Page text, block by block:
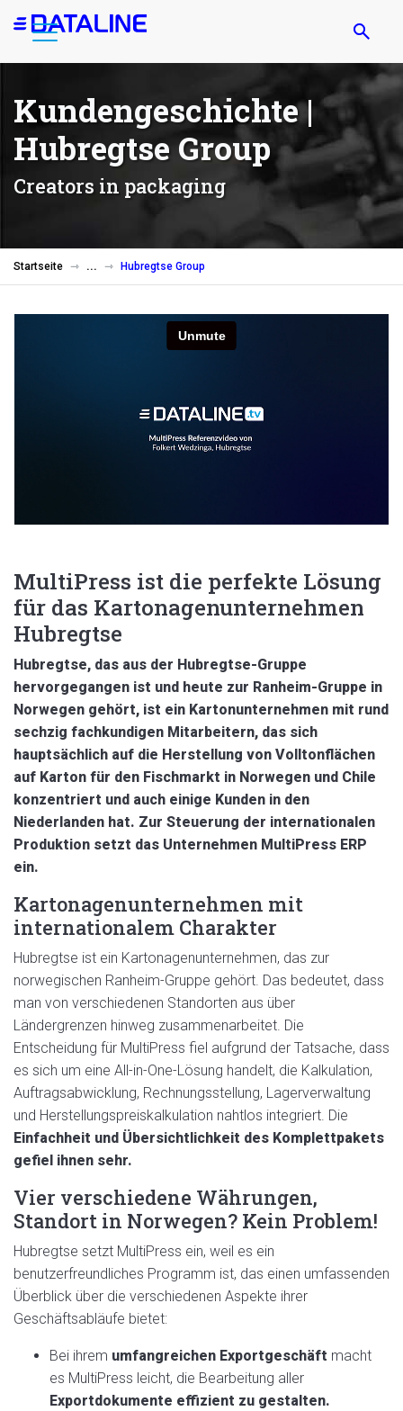
Direkt
zum
Kundengeschichte |
Hubregtse Group
Creators in packaging
Startseite Hubregtse Group
MultiPress ist die perfekte Lösung
für das Kartonagenunternehmen
Hubregtse
Hubregtse, das aus der Hubregtse-Gruppe
hervorgegangen ist und heute zur Ranheim-Gruppe in
Norwegen gehört, ist ein Kartonunternehmen mit rund
sechzig fachkundigen Mitarbeitern, das sich
hauptsächlich auf die Herstellung von Volltonflächen
auf Karton für den Fischmarkt in Norwegen und Chile
konzentriert und auch einige Kunden in den
Niederlanden hat. Zur Steuerung der internationalen
Produktion setzt das Unternehmen MultiPress ERP
ein.
Kartonagenunternehmen mit
internationalem Charakter
Hubregtse ist ein Kartonagenunternehmen, das zur
norwegischen Ranheim-Gruppe gehört. Das bedeutet, dass
man von verschiedenen Standorten aus über
Ländergrenzen hinweg zusammenarbeitet. Die
Entscheidung für MultiPress fiel aufgrund der Tatsache, dass
es sich um eine All-in-One-Lösung handelt, die Kalkulation,
Auftragsabwicklung, Rechnungsstellung, Lagerverwaltung
und Herstellungspreiskalkulation nahtlos integriert. Die
Einfachheit und Übersichtlichkeit des Komplettpakets
gefiel ihnen sehr.
Vier verschiedene Währungen,
Standort in Norwegen? Kein Problem!
Hubregtse setzt MultiPress ein, weil es ein
benutzerfreundliches Programm ist, das einen umfassenden
Überblick über die verschiedenen Aspekte ihrer
Geschäftsabläufe bietet:
Bei ihrem umfangreichen Exportgeschäft macht
es MultiPress leicht, die Bearbeitung aller
Exportdokumente effizient zu gestalten.